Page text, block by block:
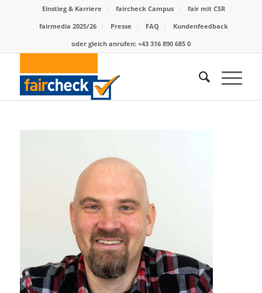
Einstieg & Karriere faircheck Campus
fair mit CSR
fairmedia 2025/26
Presse FAQ
Kundenfeedback
oder gleich anrufen: +43 316 890 685 0